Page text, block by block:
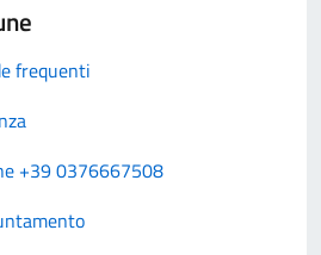
frequenti
+39 0376667508